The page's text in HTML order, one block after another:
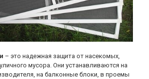
– это надежная защита от насекомых,
мусора. Они устанавливаются на
на балконные блоки, в проемы